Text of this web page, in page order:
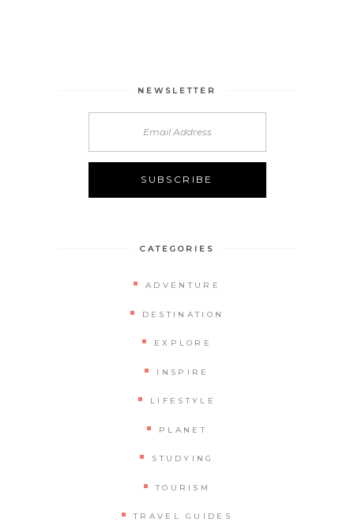
NEWSLETTER
CATEGORIES
ADVENTURE
DESTINATION
EXPLORE
INSPIRE
LIFESTYLE
PLANET
STUDYING
TOURISM
TRAVEL GUIDES